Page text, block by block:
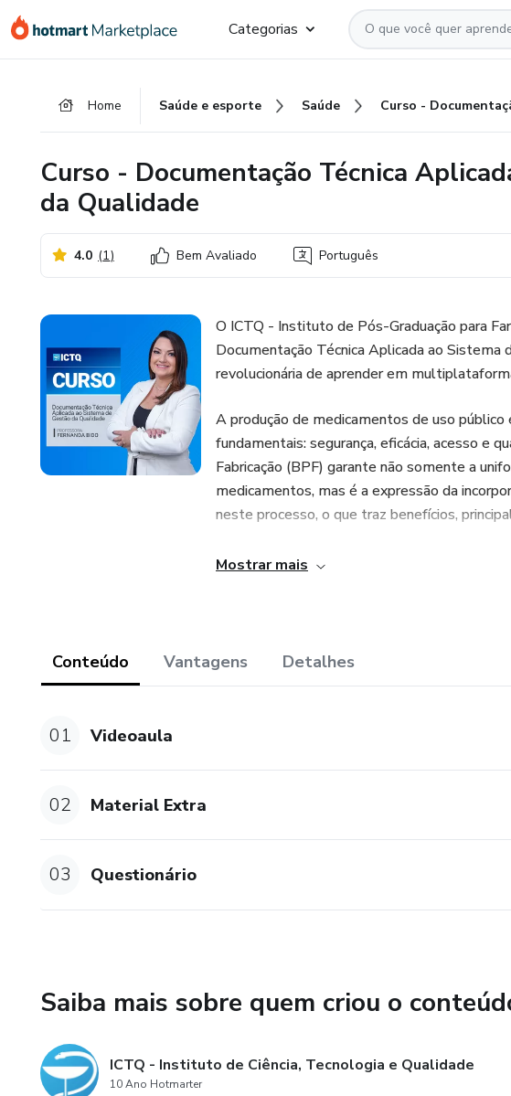
para
para
para
Categorias
Home Saúde e esporte Saúde
Curso - Documentação Técnica
da Qualidade
4.0 (1) Bem Avaliado Português
O ICTQ - Instituto de Pós-Graduação para
Documentação Técnica Aplicada ao Sistema
revolucionária de aprender em
A produção de medicamentos de uso
fundamentais: segurança, eficácia, acesso e
Fabricação (BPF) garante não somente a
medicamentos, mas é a expressão da
neste processo, o que traz benefícios,
Globalmente, observa-se que as BPF foram
para a produção de medicamentos.
1. Slides da videoaula – Documentação
Mostrar mais
Conteúdo Vantagens Detalhes
01 Videoaula
02 Material Extra
03 Questionário
Saiba mais sobre quem criou o
ICTQ - Instituto de Ciência, Tecnologia e Qualidade
10 Ano Hotmarter